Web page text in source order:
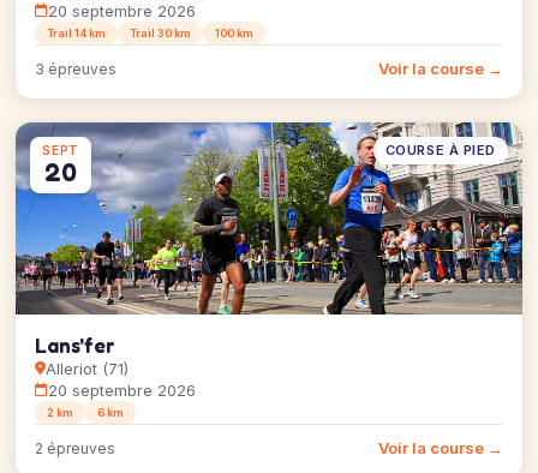
20 septembre 2026
Trail 14 km Trail 30 km 100 km
3 épreuves Voir la course →
SEPT
20
COURSE À PIED
Lans'fer
Alleriot (71)
20 septembre 2026
2 km 6 km
2 épreuves Voir la course →